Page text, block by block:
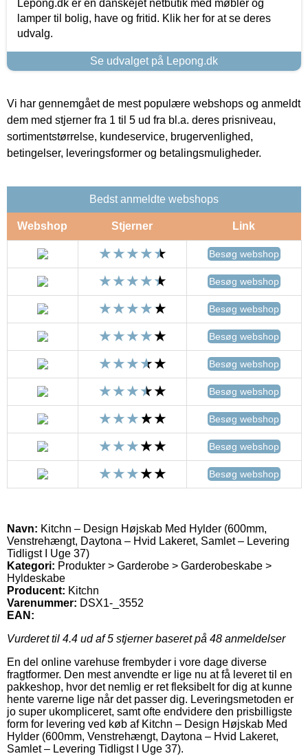
Lepong.dk er en danskejet netbutik med møbler og
lamper til bolig, have og fritid. Klik her for at se deres
udvalg.
Se udvalget på Lepong.dk
Vi har gennemgået de mest populære webshops og anmeldt
dem med stjerner fra 1 til 5 ud fra bl.a. deres prisniveau,
sortimentstørrelse, kundeservice, brugervenlighed,
betingelser, leveringsformer og betalingsmuligheder.
Bedst anmeldte webshops
Webshop Stjerner Link
Besøg webshop
Besøg webshop
Besøg webshop
Besøg webshop
Besøg webshop
Besøg webshop
Besøg webshop
Besøg webshop
Besøg webshop
Navn: Kitchn – Design Højskab Med Hylder (600mm,
Venstrehængt, Daytona – Hvid Lakeret, Samlet – Levering
Tidligst I Uge 37)
Kategori: Produkter > Garderobe > Garderobeskabe >
Hyldeskabe
Producent: Kitchn
Varenummer: DSX1-_3552
EAN:
Vurderet til 4.4 ud af 5 stjerner baseret på 48 anmeldelser
En del online varehuse frembyder i vore dage diverse
fragtformer. Den mest anvendte er lige nu at få leveret til en
pakkeshop, hvor det nemlig er ret fleksibelt for dig at kunne
hente varerne lige når det passer dig. Leveringsmetoden er
jo super ukompliceret, samt ofte endvidere den prisbilligste
form for levering ved køb af Kitchn – Design Højskab Med
Hylder (600mm, Venstrehængt, Daytona – Hvid Lakeret,
Samlet – Levering Tidligst I Uge 37).